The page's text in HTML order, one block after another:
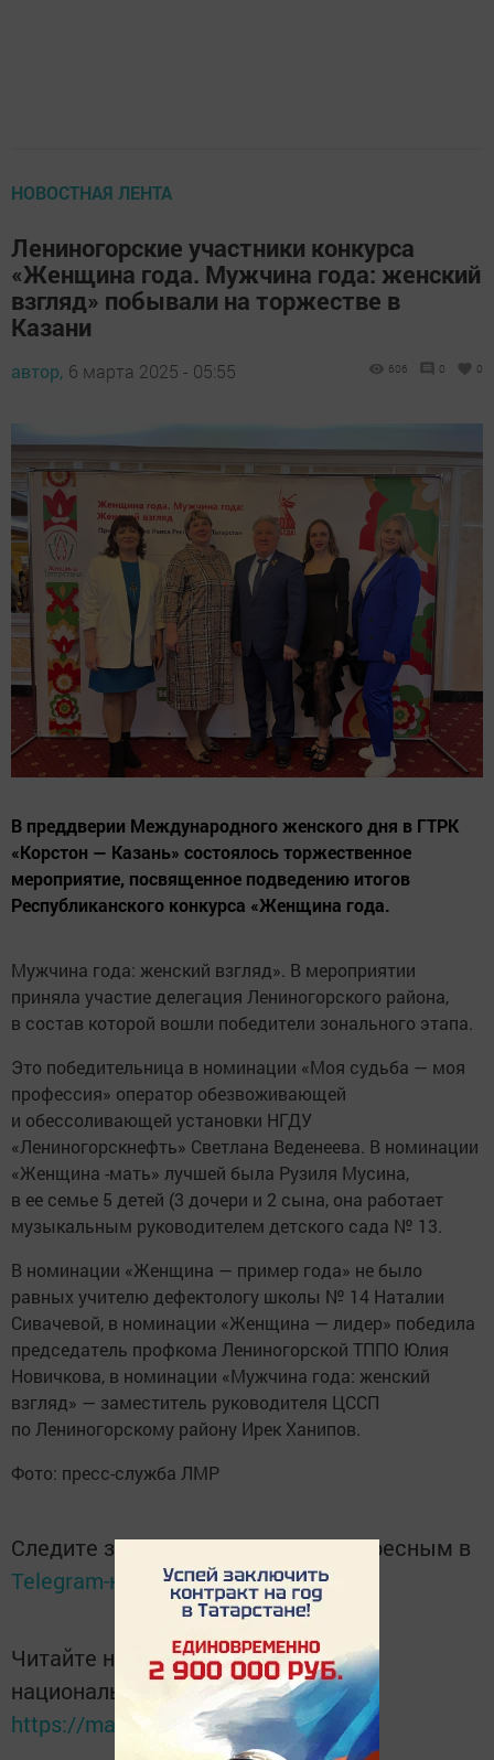
НОВОСТНАЯ ЛЕНТА
Лениногорские участники конкурса
«Женщина года. Мужчина года: женский
взгляд» побывали на торжестве в
Казани
автор, 6 марта 2025 - 05:55 606 0 0
В преддверии Международного женского дня в ГТРК
«Корстон — Казань» состоялось торжественное
мероприятие, посвященное подведению итогов
Республиканского конкурса «Женщина года.
Мужчина года: женский взгляд». В мероприятии
приняла участие делегация Лениногорского района,
в состав которой вошли победители зонального этапа.
Это победительница в номинации «Моя судьба — моя
профессия» оператор обезвоживающей
и обессоливающей установки НГДУ
«Лениногорскнефть» Светлана Веденеева. В номинации
«Женщина -мать» лучшей была Рузиля Мусина,
в ее семье 5 детей (3 дочери и 2 сына, она работает
музыкальным руководителем детского сада № 13.
В номинации «Женщина — пример года» не было
равных учителю дефектологу школы № 14 Наталии
Сивачевой, в номинации «Женщина — лидер» победила
председатель профкома Лениногорской ТППО Юлия
Новичкова, в номинации «Мужчина года: женский
взгляд» — заместитель руководителя ЦССП
по Лениногорскому району Ирек Ханипов.
Фото: пресс-служба ЛМР
Следите за самым важным и интересным в
Telegram-каналеТатмедиа
Читайте новости Татарстана в
национальном мессенджере MАХ:
https://max.ru/tatmedia